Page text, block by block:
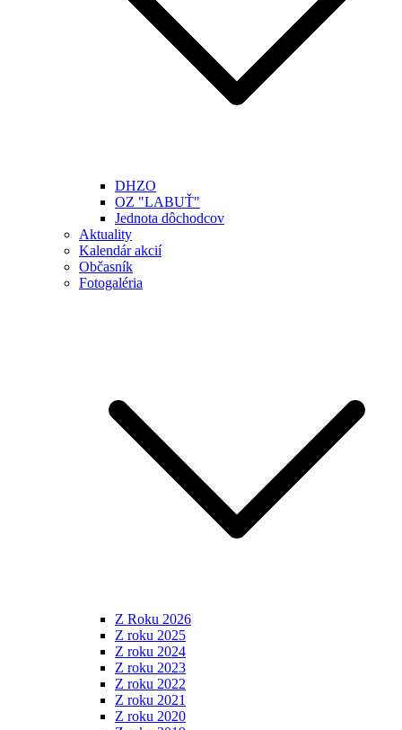
DHZO
OZ "LABUŤ"
Jednota dôchodcov
Aktuality
Kalendár akcií
Občasník
Fotogaléria
Z Roku 2026
Z roku 2025
Z roku 2024
Z roku 2023
Z roku 2022
Z roku 2021
Z roku 2020